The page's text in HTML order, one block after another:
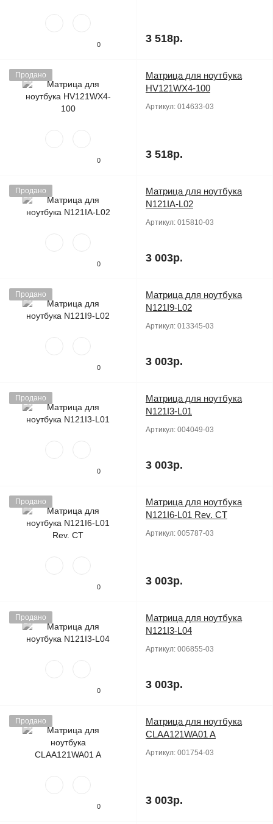
0 3 518р.
Продано
0
Матрица для ноутбука
HV121WX4-100
Артикул: 014633-03
3 518р.
Продано
0
Матрица для ноутбука
N121IA-L02
Артикул: 015810-03
3 003р.
Продано
0
Матрица для ноутбука
N121I9-L02
Артикул: 013345-03
3 003р.
Продано
0
Матрица для ноутбука
N121I3-L01
Артикул: 004049-03
3 003р.
Продано
0
Матрица для ноутбука
N121I6-L01 Rev. CT
Артикул: 005787-03
3 003р.
Продано
0
Матрица для ноутбука
N121I3-L04
Артикул: 006855-03
3 003р.
Продано
0
Матрица для ноутбука
CLAA121WA01 A
Артикул: 001754-03
3 003р.